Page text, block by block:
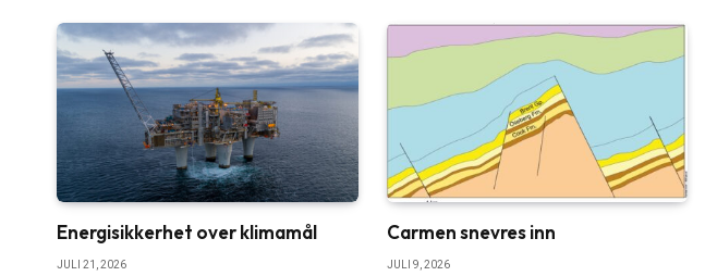
Energisikkerhet over klimamål
JULI 21, 2026
Carmen snevres inn
JULI 9, 2026